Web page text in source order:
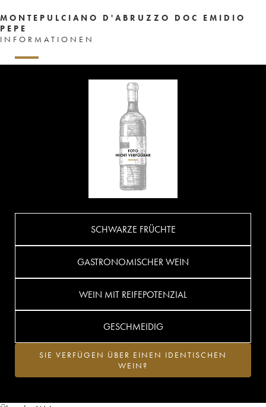
MONTEPULCIANO D'ABRUZZO DOC EMIDIO
PEPE
INFORMATIONEN
SCHWARZE FRÜCHTE
GASTRONOMISCHER WEIN
WEIN MIT REIFEPOTENZIAL
GESCHMEIDIG
SIE VERFÜGEN ÜBER EINEN IDENTISCHEN
WEIN?